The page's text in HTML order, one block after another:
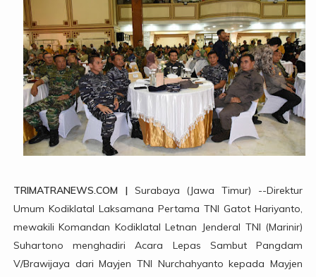
TRIMATRANEWS.COM | Surabaya (Jawa Timur) --Direktur
Umum Kodiklatal Laksamana Pertama TNI Gatot Hariyanto,
mewakili Komandan Kodiklatal Letnan Jenderal TNI (Marinir)
Suhartono menghadiri Acara Lepas Sambut Pangdam
V/Brawijaya dari Mayjen TNI Nurchahyanto kepada Mayjen